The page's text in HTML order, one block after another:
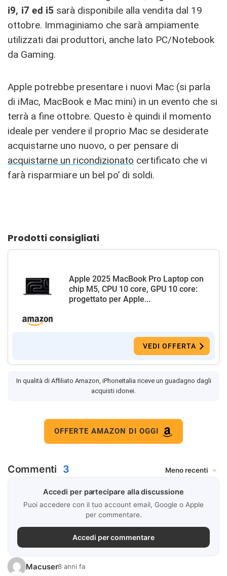
i9, i7 ed i5 sarà disponibile alla vendita dal 19
ottobre. Immaginiamo che sarà ampiamente
utilizzati dai produttori, anche lato PC/Notebook
da Gaming.
Apple potrebbe presentare i nuovi Mac (si parla
di iMac, MacBook e Mac mini) in un evento che si
terrà a fine ottobre. Questo è quindi il momento
ideale per vendere il proprio Mac se desiderate
acquistarne uno nuovo, o per pensare di
acquistarne un ricondizionato certificato che vi
farà risparmiare un bel po’ di soldi.
Prodotti consigliati
Apple 2025 MacBook Pro Laptop con
chip M5, CPU 10 core, GPU 10 core:
progettato per Apple...
VEDI OFFERTA
In qualità di Affiliato Amazon, iPhoneItalia riceve un guadagno dagli
acquisti idonei.
OFFERTE AMAZON DI OGGI
Commenti 3
Accedi per partecipare alla discussione
Puoi accedere con il tuo account email, Google o Apple
per commentare.
Accedi per commentare
Macuser8 anni fa